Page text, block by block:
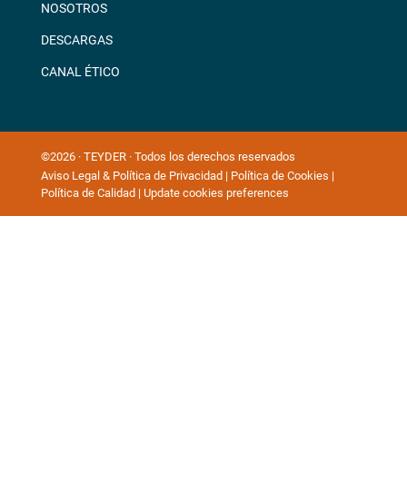
NOSOTROS
DESCARGAS
CANAL ÉTICO
©2026 · TEYDER · Todos los derechos reservados
Aviso Legal & Política de Privacidad | Política de Cookies |
Política de Calidad | Update cookies preferences